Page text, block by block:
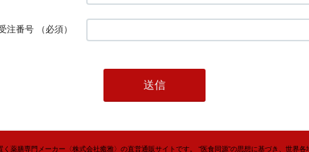
注番号 （必須）
薬膳専門メーカー〈株式会社癒雅〉の直営通販サイトです。 “医食同源”の思想に基づき、世界